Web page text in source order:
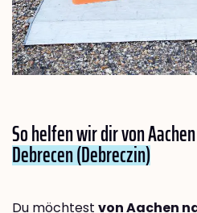
So helfen wir dir von
Debrecen (Debreczin)
Du möchtest von Aachen